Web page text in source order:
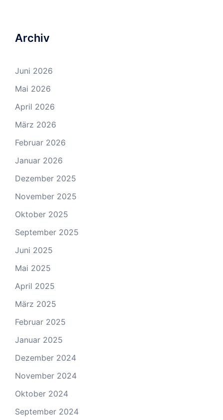
Archiv
Juni 2026
Mai 2026
April 2026
März 2026
Februar 2026
Januar 2026
Dezember 2025
November 2025
Oktober 2025
September 2025
Juni 2025
Mai 2025
April 2025
März 2025
Februar 2025
Januar 2025
Dezember 2024
November 2024
Oktober 2024
September 2024